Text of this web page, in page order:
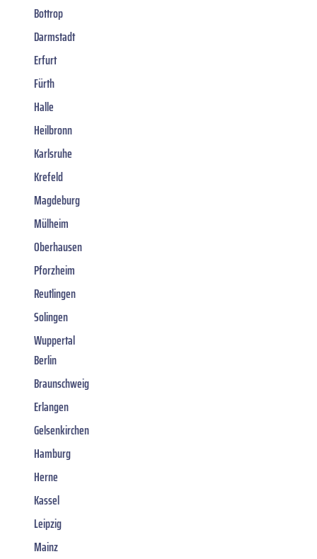
Bottrop
Darmstadt
Erfurt
Fürth
Halle
Heilbronn
Karlsruhe
Krefeld
Magdeburg
Mülheim
Oberhausen
Pforzheim
Reutlingen
Solingen
Wuppertal
Berlin
Braunschweig
Erlangen
Gelsenkirchen
Hamburg
Herne
Kassel
Leipzig
Mainz